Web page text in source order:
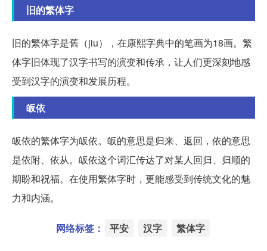
旧的繁体字
旧的繁体字是舊（jiu），在康熙字典中的笔画为18画。繁
体字旧体现了汉字书写的演变和传承，让人们更深刻地感
受到汉字的演变和发展历程。
皈依
皈依的繁体字为皈依。皈的意思是归来、返回，依的意思
是依附、依从。皈依这个词汇传达了对某人回归、归顺的
期盼和祝福。在使用繁体字时，更能感受到传统文化的魅
力和内涵。
网络标签： 平安 汉字 繁体字